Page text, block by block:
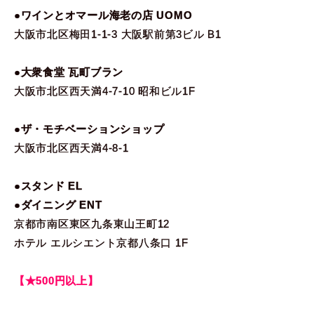
●ワインとオマール海老の店 UOMO
大阪市北区梅田1-1-3 大阪駅前第3ビル B1
●大衆食堂 瓦町ブラン
大阪市北区西天満4-7-10 昭和ビル1F
●ザ・モチベーションショップ
大阪市北区西天満4-8-1
●スタンド EL
●ダイニング ENT
京都市南区東区九条東山王町12
ホテル エルシエント京都八条口 1F
【★500円以上】